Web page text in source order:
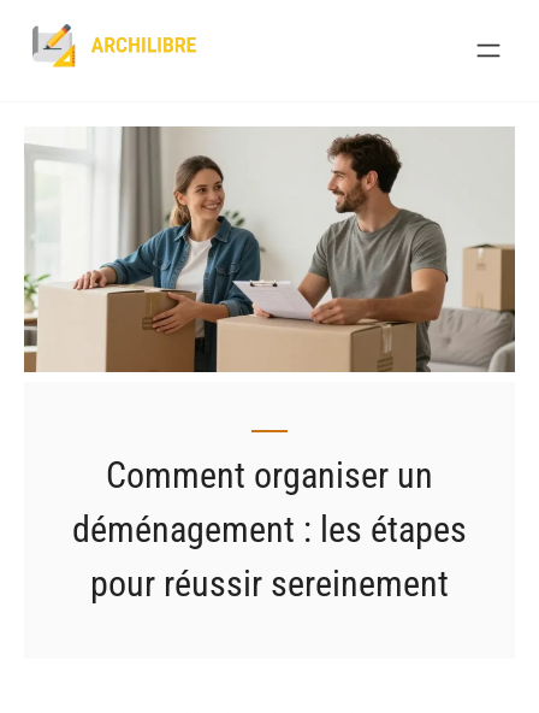
Comment organiser un
déménagement : les étapes
pour réussir sereinement